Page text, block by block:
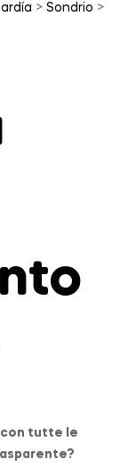
> Sondrio >
con tutte le